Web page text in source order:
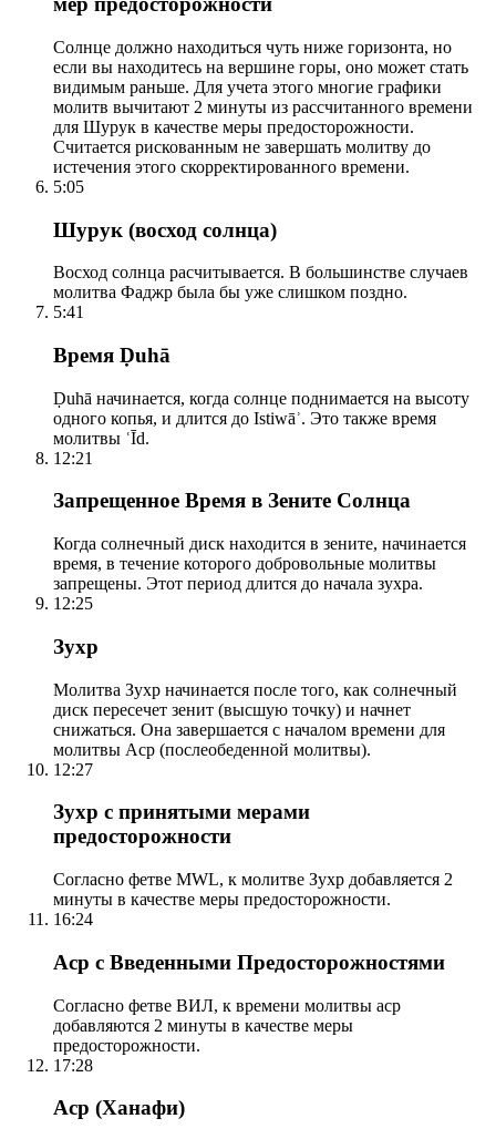
Солнце должно находиться чуть ниже горизонта, но
если вы находитесь на вершине горы, оно может стать
видимым раньше. Для учета этого многие графики
молитв вычитают 2 минуты из рассчитанного времени
для Шурук в качестве меры предосторожности.
Считается рискованным не завершать молитву до
истечения этого скорректированного времени.
5:05
Шурук (восход солнца)
Восход солнца расчитывается. В большинстве случаев
молитва Фаджр была бы уже слишком поздно.
5:41
Время Ḍuhā
Ḍuhā начинается, когда солнце поднимается на высоту
одного копья, и длится до Istiwāʾ. Это также время
молитвы ʿĪd.
12:21
Запрещенное Время в Зените Солнца
Когда солнечный диск находится в зените, начинается
время, в течение которого добровольные молитвы
запрещены. Этот период длится до начала зухра.
12:25
Зухр
Молитва Зухр начинается после того, как солнечный
диск пересечет зенит (высшую точку) и начнет
снижаться. Она завершается с началом времени для
молитвы Аср (послеобеденной молитвы).
12:27
Зухр с принятыми мерами
предосторожности
Согласно фетве MWL, к молитве Зухр добавляется 2
минуты в качестве меры предосторожности.
16:24
Аср с Введенными Предосторожностями
Согласно фетве ВИЛ, к времени молитвы аср
добавляются 2 минуты в качестве меры
предосторожности.
17:28
Аср (Ханафи)